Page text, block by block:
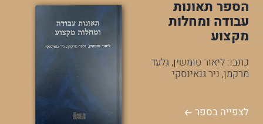
הספר תאונות
עבודה ומחלות
מקצוע
כתבו: ליאור טומשין, גלעד
מרקמן, ניר גנאינסקי
לצפייה בספר